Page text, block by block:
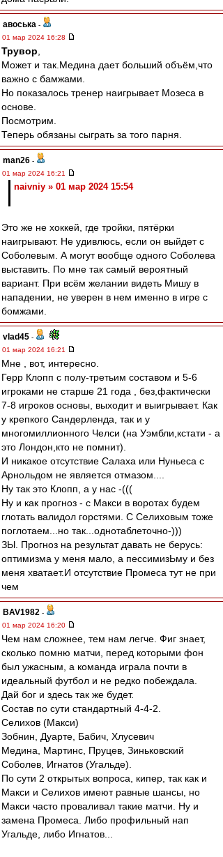
авоська -
01 мар 2024 16:28
Трувор
Может и так.Медина дает больший объём,что
важно с бамжами.
Но показалось тренер наигрывает Мозеса в
основе.
Посмотрим.
Теперь обязаны сыграть за того парня.
man26 -
01 мар 2024 16:21
naivniy » 01 мар 2024 15:54
Это же не хоккей, где тройки, пятёрки
наигрывают. Не удивлюсь, если он выйдет с
Соболевым. А могут вообще одного Соболева
выставить. По мне так самый вероятный
вариант. При всём желании видеть Мишу в
нападении, не уверен в нем именно в игре с
бомжами.
vlad45 -
01 мар 2024 16:21
Мне , вот, интересно.
Герр Клопп с полу-третьим составом и 5-6
игроками не старше 21 года , без,фактически
7-8 игроков основы, выходит и выигрывает. Как
у крепкого Сандерленда, так и у
многомиллионного Челси (на Уэмбли,кстати - а
это Лондон,кто не помнит).
И никакое отсутствие Салаха или Нуньеса с
Арнольдом не является отмазом....
Ну так это Клопп, а у нас -(((
Ну и как прогноз - с Макси в воротах будем
глотать валидол горстями. С Селиховым тоже
поглотаем...но так...однотаблеточно-)))
ЗЫ. Прогноз на результат давать не берусь:
оптимизма у меня мало, а пессимизЬму и без
меня хватает.И отсутствие Промеса тут не при
чем
BAV1982 -
01 мар 2024 16:20
Чем нам сложнее, тем нам легче. Фиг знает,
сколько помню матчи, перед которыми фон
был ужасным, а команда играла почти в
идеальный футбол и не редко побеждала.
Дай бог и здесь так же будет.
Состав по сути стандартный 4-4-2.
Селихов (Макси)
Зобнин, Дуарте, Бабич, Хлусевич
Медина, Мартинс, Пруцев, Зиньковский
Соболев, Игнатов (Угальде).
По сути 2 открытых вопроса, кипер, так как и
Макси и Селихов имеют равные шансы, но
Макси часто проваливал такие матчи. Ну и
замена Промеса. Либо профильный нап
Угальде, либо Игнатов...